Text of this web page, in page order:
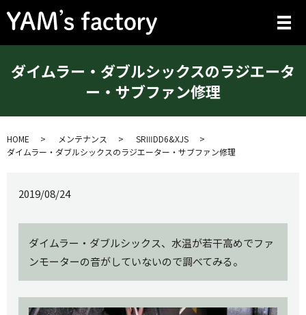
メ
ダイムラー・ダブルシックスのラジエータ
ー・サブファン修理
HOME メンテナンス
SRⅢDD6&XJS
ダイムラー・ダブルシックスのラジエーター・サブファン修理
2019/08/24
ダイムラー・ダブルシックス、水温が若干高めでファ
ンモーターの音がしていないので調べてみる。